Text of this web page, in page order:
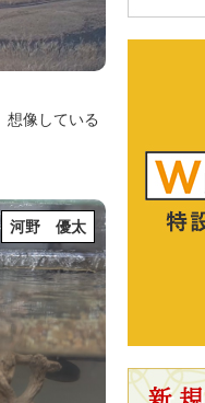
想像している
河野 優太